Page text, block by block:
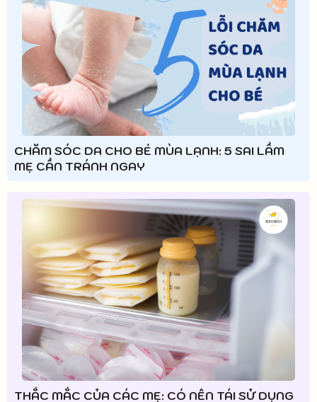
CHĂM SÓC DA CHO BÉ MÙA LẠNH: 5 SAI LẦM
MẸ CẦN TRÁNH NGAY
THẮC MẮC CỦA CÁC MẸ: CÓ NÊN TÁI SỬ DỤNG